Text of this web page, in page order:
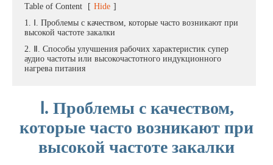
Table of Content [ Hide ]
1. Ⅰ. Проблемы с качеством, которые часто возникают при
высокой частоте закалки
2. Ⅱ. Способы улучшения рабочих характеристик супер
аудио частоты или высокочастотного индукционного
нагрева питания
Ⅰ. Проблемы с качеством,
которые часто возникают при
высокой частоте закалки